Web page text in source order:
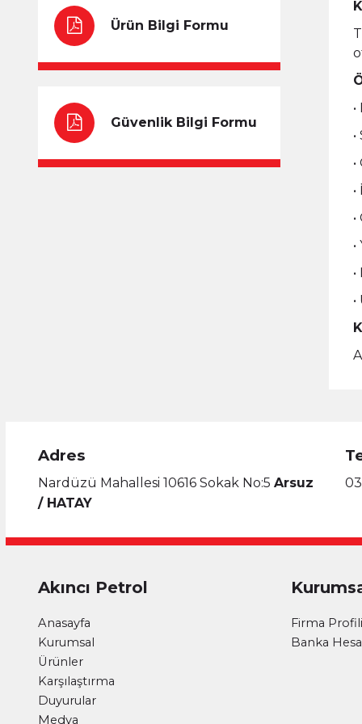
Ürün Bilgi Formu
Güvenlik Bilgi Formu
Adres
Nardüzü Mahallesi 10616 Sokak No:5 Arsuz
/ HATAY
Akıncı Petrol
Anasayfa
Kurumsal
Ürünler
Karşılaştırma
Duyurular
Medya
Firma Profili
Banka